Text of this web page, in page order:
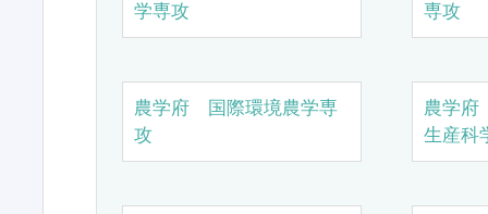
学専攻
専攻
農学府 国際環境農学専
攻
農学
生産科